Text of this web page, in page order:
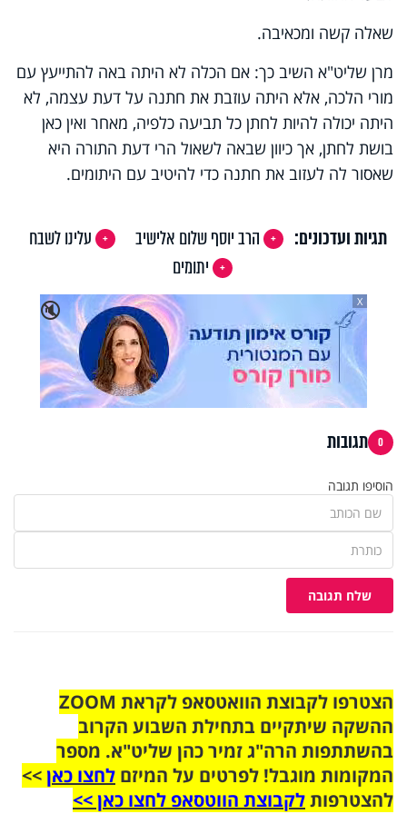
שאלה קשה ומכאיבה.
מרן שליט"א השיב כך: אם הכלה לא היתה באה להתייעץ עם
מורי הלכה, אלא היתה עוזבת את חתנה על דעת עצמה, לא
היתה יכולה להיות לחתן כל תביעה כלפיה, מאחר ואין כאן
בושת לחתן, אך כיוון שבאה לשאול הרי דעת התורה היא
שאסור לה לעזוב את חתנה כדי להיטיב עם היתומים.
תגיות ועדכונים: הרב יוסף שלום אלישיב
עלינו לשבח
יתומים
🔇
X
0 תגובות
הוסיפו תגובה
שלח תגובה
הצטרפו לקבוצת הוואטסאפ לקראת ZOOM
ההשקה שיתקיים בתחילת השבוע הקרוב
בהשתתפות הרה"ג זמיר כהן שליט"א. מספר
המקומות מוגבל! לפרטים על המיזם לחצו כאן>>
להצטרפותלקבוצת הווטסאפ לחצו כאן >>